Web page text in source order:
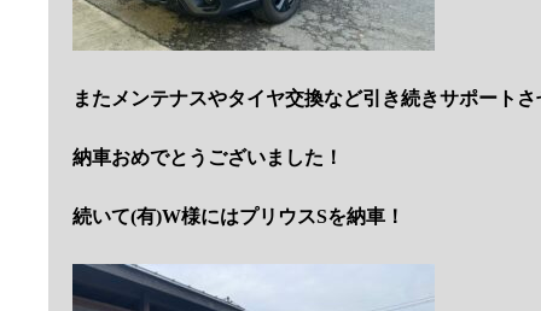
またメンテナスやタイヤ交換など引き続きサポート
納車おめでとうございました！
続いて(有)W様にはプリウスSを納車！